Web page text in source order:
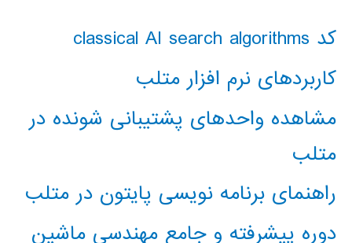
کد classical AI search algorithms
کاربردهای نرم افزار متلب
مشاهده واحدهای پشتیبانی شونده در
متلب
راهنمای برنامه نویسی پایتون در متلب
دوره پیشرفته و جامع مهندسی ماشین